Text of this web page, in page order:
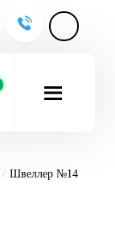
Швеллер №14